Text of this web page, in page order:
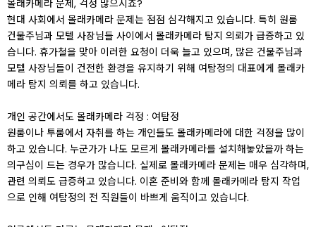
몰래카메라 문제, 걱정 많으시죠?
현대 사회에서 몰래카메라 문제는 점점 심각해지고 있습니다. 특히 원룸
건물주님과 모텔 사장님들 사이에서 몰래카메라 탐지 의뢰가 급증하고 있
습니다. 휴가철을 맞아 이러한 요청이 더욱 늘고 있으며, 많은 건물주님과
모텔 사장님들이 건전한 환경을 유지하기 위해 여탐정의 대표에게 몰래카
메라 탐지 의뢰를 하고 있습니다.
개인 공간에서도 몰래카메라 걱정 : 여탐정
원룸이나 투룸에서 자취를 하는 개인들도 몰래카메라에 대한 걱정을 많이
하고 있습니다. 누군가가 나도 모르게 몰래카메라를 설치해놓았을까 하는
의구심이 드는 경우가 많습니다. 실제로 몰래카메라 문제는 매우 심각하며,
관련 의뢰도 급증하고 있습니다. 이혼 준비와 함께 몰래카메라 탐지 작업
으로 인해 여탐정의 전 직원들이 바쁘게 움직이고 있습니다.